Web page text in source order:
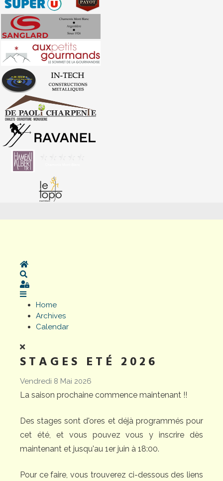
Home
Sign In
Home
Archives
Calendar
STAGES ETÉ 2026
Vendredi 8 Mai 2026
La saison prochaine commence maintenant !!
Des stages sont d'ores et déjà programmés pour
cet été, et vous pouvez vous y inscrire dès
maintenant et jusqu'au 1er juin à 18:00.
Pour ce faire, vous trouverez ci-dessous des liens